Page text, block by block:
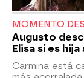
MOMENTO
Augusto
Elisa sí es hija
Carmina está